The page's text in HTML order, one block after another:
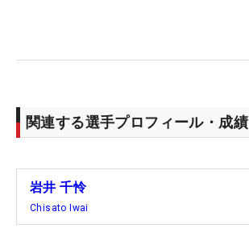
ザ i 8S）
50,54,58°：ヨネックス EZONE W
BALL：スリクソンZ-STAR XV
関連する選手プロフィール・成績
岩井 千怜
Chisato Iwai